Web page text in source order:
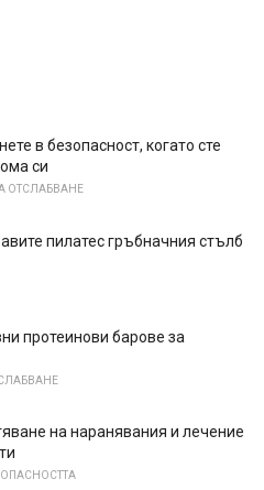
в безопасност, когато сте
си
ОТСЛАБВАНЕ
пилатес гръбначния стълб
протеинови барове за
на наранявания и лечение